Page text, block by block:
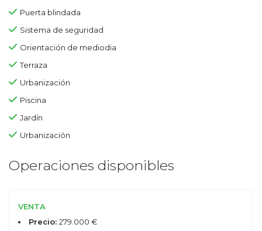
Puerta blindada
Sistema de seguridad
Orientación de mediodia
Terraza
Urbanización
Piscina
Jardín
Urbanización
Operaciones disponibles
VENTA
Precio: 279.000 €